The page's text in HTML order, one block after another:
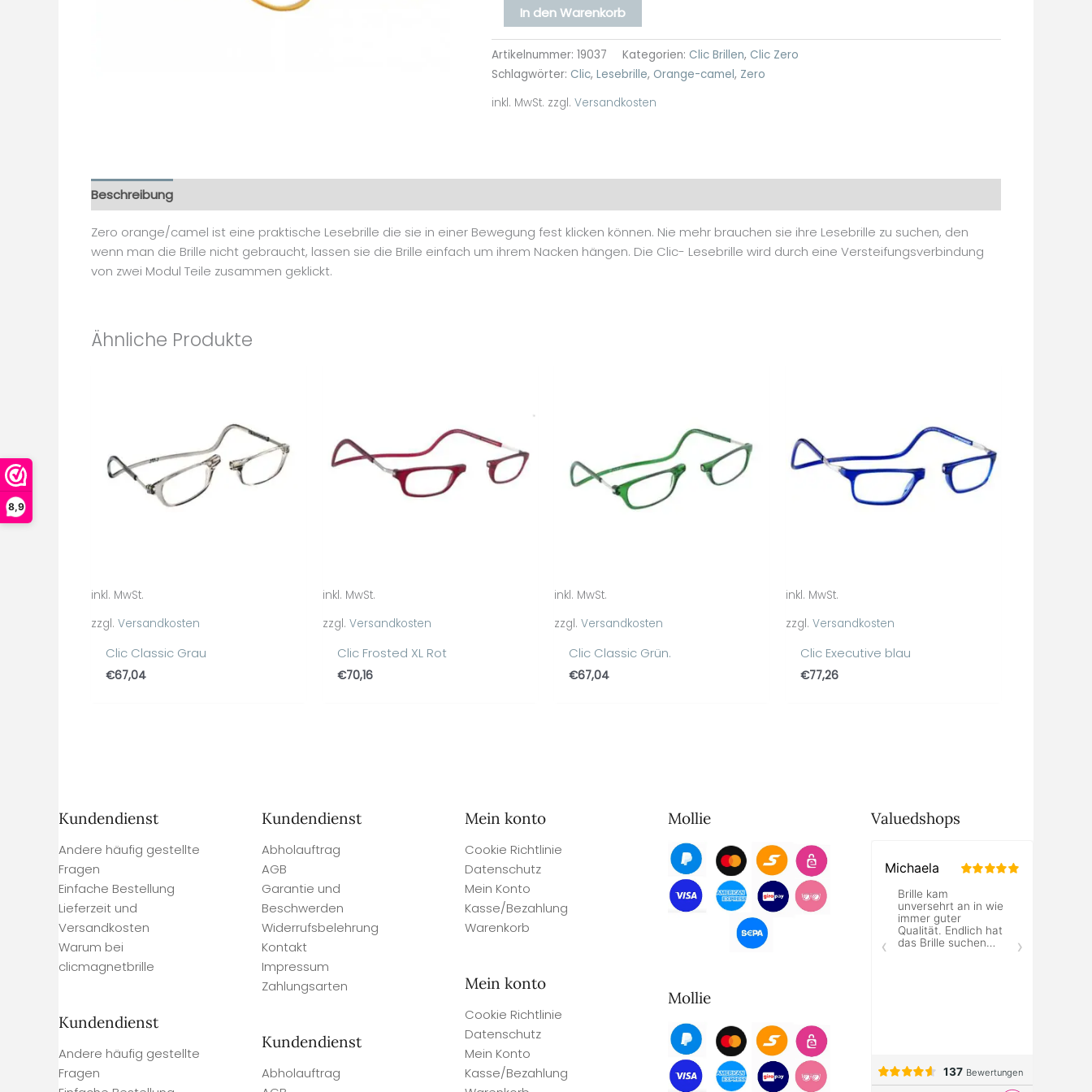
8,9
In den Warenkorb
Artikelnummer: 19037 Kategorien: Clic Brillen, Clic Zero
Schlagwörter: Clic, Lesebrille, Orange-camel, Zero
inkl. MwSt. zzgl. Versandkosten
Beschreibung
Zero orange/camel ist eine praktische Lesebrille die sie in einer Bewegung fest klicken können. Nie mehr brauchen sie ihre Lesebrille zu suchen, den
wenn man die Brille nicht gebraucht, lassen sie die Brille einfach um ihrem Nacken hängen. Die Clic- Lesebrille wird durch eine Versteifungsverbindung
von zwei Modul Teile zusammen geklickt.
Ähnliche Produkte
inkl. MwSt.
zzgl. Versandkosten
Clic Classic Grau
€67,04
inkl. MwSt.
zzgl. Versandkosten
Clic Frosted XL Rot
€70,16
inkl. MwSt.
zzgl. Versandkosten
Clic Classic Grün.
€67,04
inkl. MwSt.
zzgl. Versandkosten
Clic Executive blau
€77,26
Kundendienst
Andere häufig gestellte
Fragen
Einfache Bestellung
Lieferzeit und
Versandkosten
Warum bei
clicmagnetbrille
Kundendienst
Andere häufig gestellte
Fragen
Kundendienst
Abholauftrag
AGB
Garantie und
Beschwerden
Widerrufsbelehrung
Kontakt
Impressum
Zahlungsarten
Kundendienst
Abholauftrag
Mein konto
Cookie Richtlinie
Datenschutz
Mein Konto
Kasse/Bezahlung
Warenkorb
Mein konto
Cookie Richtlinie
Datenschutz
Mein Konto
Kasse/Bezahlung
Mollie
Mollie
Valuedshops